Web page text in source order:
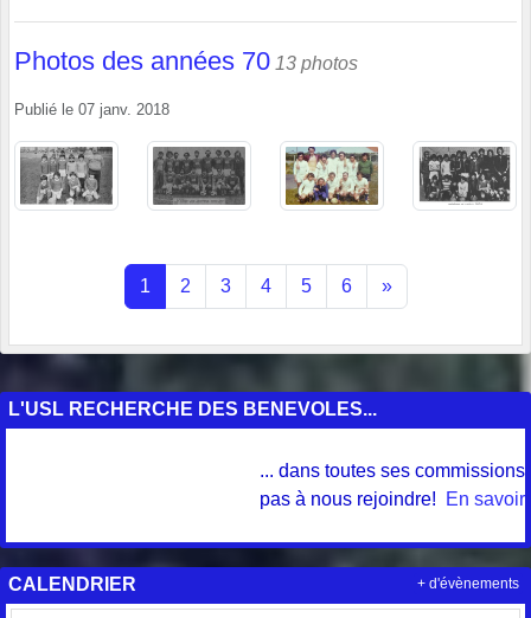
Photos des années 70 13 photos
Publié le 07 janv. 2018
1 2 3 4 5 6 »
L'USL RECHERCHE DES BENEVOLES...
... dans toutes ses commissions
pas à nous rejoindre! En savoir
CALENDRIER + d'évènements